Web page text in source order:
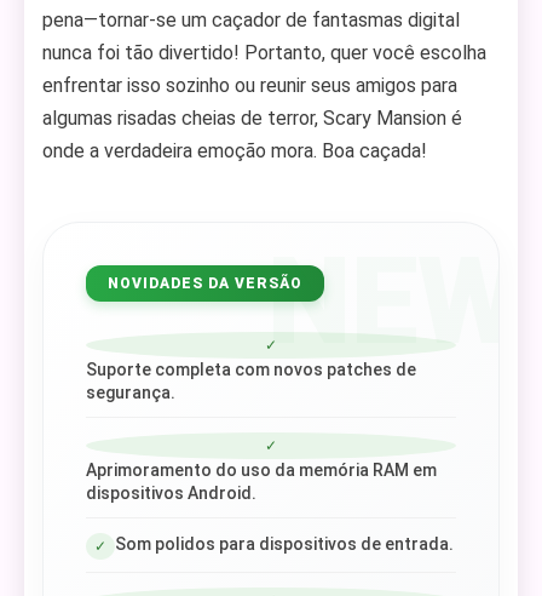
pena—tornar-se um caçador de fantasmas digital
nunca foi tão divertido! Portanto, quer você escolha
enfrentar isso sozinho ou reunir seus amigos para
algumas risadas cheias de terror, Scary Mansion é
onde a verdadeira emoção mora. Boa caçada!
NEW
NOVIDADES DA VERSÃO
✓
Suporte completa com novos patches de
segurança.
✓
Aprimoramento do uso da memória RAM em
dispositivos Android.
✓ Som polidos para dispositivos de entrada.